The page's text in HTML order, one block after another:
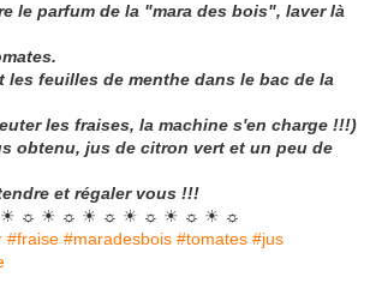
le parfum de la "mara des bois", laver là
les feuilles de menthe dans le bac de la
les fraises, la machine s'en charge !!!)
obtenu, jus de citron vert et un peu de
et régaler vous !!!
☼ ☀ ☼ ☀ ☼ ☀ ☼ ☀ ☼ ☀ ☼
#fraise #maradesbois #tomates #jus